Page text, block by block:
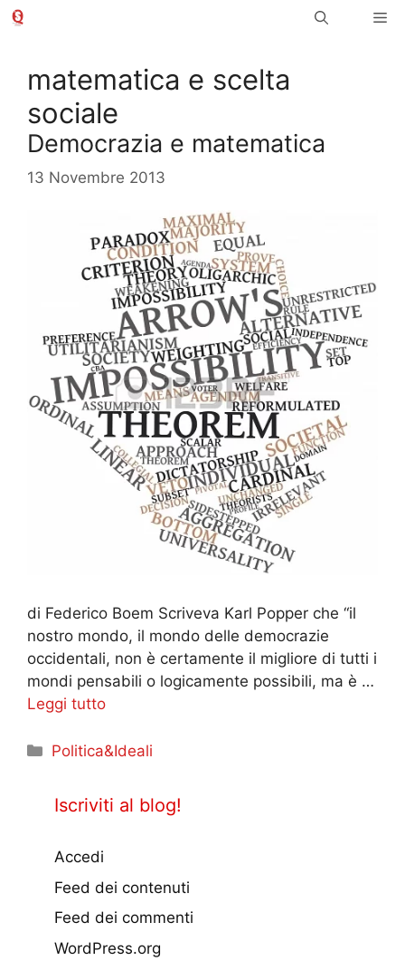
Vai
matematica e scelta
sociale
Democrazia e matematica
13 Novembre 2013
di Federico Boem Scriveva Karl Popper che “il
nostro mondo, il mondo delle democrazie
occidentali, non è certamente il migliore di tutti i
mondi pensabili o logicamente possibili, ma è …
Leggi tutto
Categorie
Politica&Ideali
Iscriviti al blog!
Accedi
Feed dei contenuti
Feed dei commenti
WordPress.org